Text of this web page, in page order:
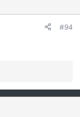
#94